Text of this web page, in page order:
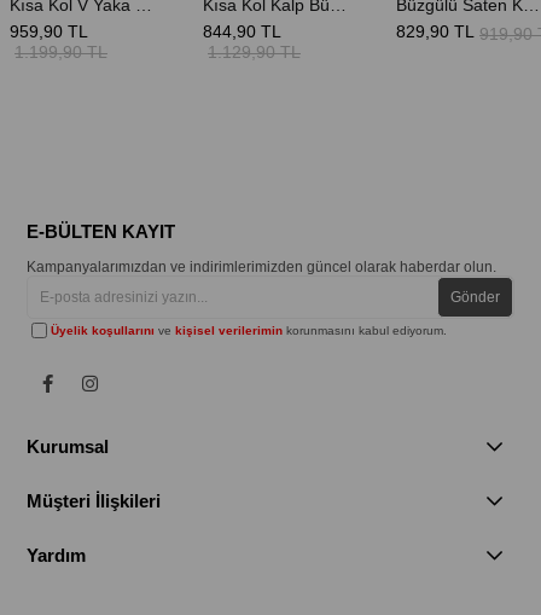
959,90 TL
1.199,90 TL
844,90 TL
1.129,90 TL
829,90 TL 919,90
E-BÜLTEN KAYIT
Kampanyalarımızdan ve indirimlerimizden güncel olarak haberdar olun.
Gönder
Üyelik koşullarını vekişisel verilerimin korunmasını kabul ediyorum.
Kurumsal
Müşteri İlişkileri
Yardım